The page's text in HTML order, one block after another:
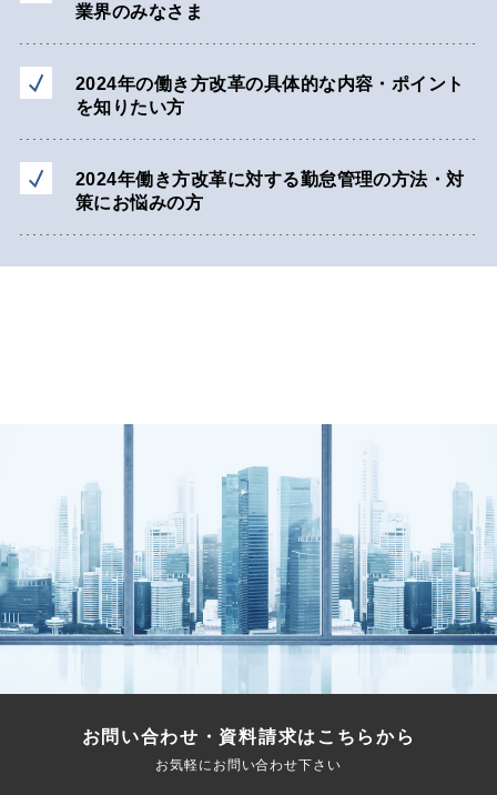
業界のみなさま
2024年の働き方改革の具体的な内容・ポイント
を知りたい方
2024年働き方改革に対する勤怠管理の方法・対
策にお悩みの方
お問い合わせ・資料請求はこちらから
お気軽にお問い合わせ下さい